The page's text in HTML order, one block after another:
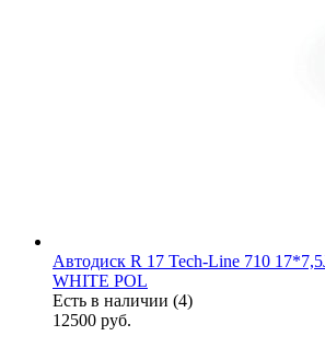
Автодиск R 17 Tech-Line 710
WHITE POL
Есть в наличии (4)
12500 руб.